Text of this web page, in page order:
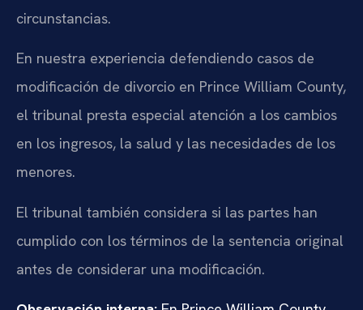
circunstancias.
En nuestra experiencia defendiendo casos de
modificación de divorcio en Prince William County,
el tribunal presta especial atención a los cambios
en los ingresos, la salud y las necesidades de los
menores.
El tribunal también considera si las partes han
cumplido con los términos de la sentencia original
antes de considerar una modificación.